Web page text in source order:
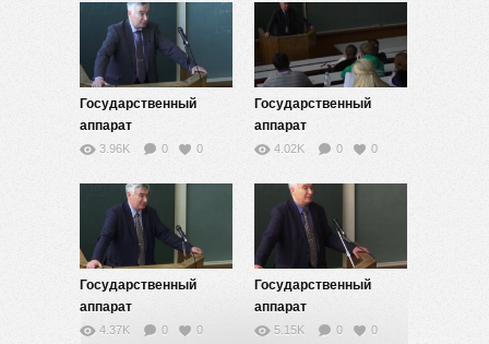
начале XXI веков — 12
начале XXI веков — 10
Государственный
аппарат
Великобритании и
начале XXI веков — 7
3.96K 0 0
Государственный
аппарат
Великобритании и
начале XXI веков — 5
4.02K 0 0
Государственный
аппарат
Великобритании и
4.37K 0 0
Государственный
аппарат
Великобритании и
5.15K 0 0